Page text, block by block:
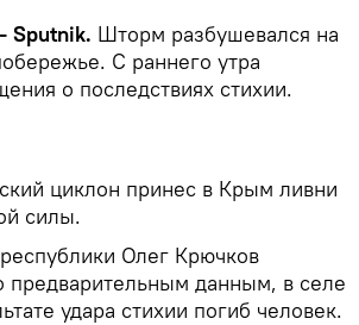
Sputnik. Шторм разбушевался на
С раннего утра
о последствиях стихии.
циклон принес в Крым ливни
силы.
Олег Крючков
предварительным данным, в селе
удара стихии погиб человек.